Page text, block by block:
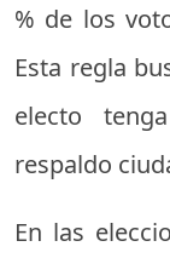
% de los
Esta regla
electo
respaldo
En las